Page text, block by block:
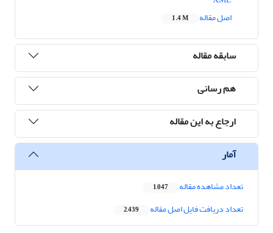
اصل مقاله
1.4 M
سابقه مقاله
هم رسانی
ارجاع به این مقاله
آمار
تعداد مشاهده مقاله 1,047
تعداد دریافت فایل اصل مقاله 2,439